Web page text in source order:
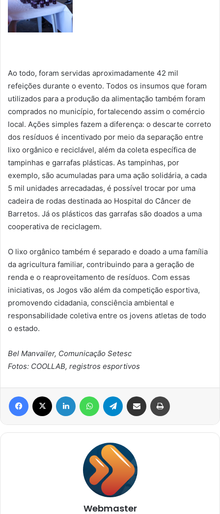
Ao todo, foram servidas aproximadamente 42 mil
refeições durante o evento. Todos os insumos que foram
utilizados para a produção da alimentação também foram
comprados no município, fortalecendo assim o comércio
local. Ações simples fazem a diferença: o descarte correto
dos resíduos é incentivado por meio da separação entre
lixo orgânico e reciclável, além da coleta específica de
tampinhas e garrafas plásticas. As tampinhas, por
exemplo, são acumuladas para uma ação solidária, a cada
5 mil unidades arrecadadas, é possível trocar por uma
cadeira de rodas destinada ao Hospital do Câncer de
Barretos. Já os plásticos das garrafas são doados a uma
cooperativa de reciclagem.
O lixo orgânico também é separado e doado a uma família
da agricultura familiar, contribuindo para a geração de
renda e o reaproveitamento de resíduos. Com essas
iniciativas, os Jogos vão além da competição esportiva,
promovendo cidadania, consciência ambiental e
responsabilidade coletiva entre os jovens atletas de todo
o estado.
Bel Manvailer, Comunicação Setesc
Fotos: COOLLAB, registros esportivos
Facebook Linkedin WhatsAppTelegram Compartilhar via e-mail
Webmaster